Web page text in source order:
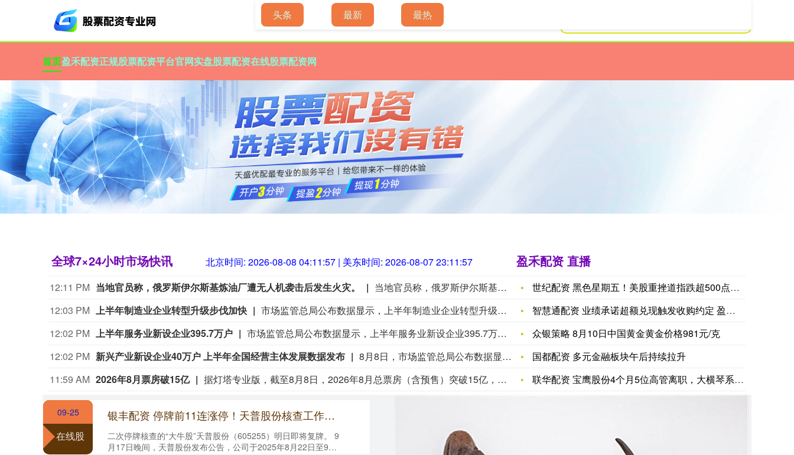
首页盈禾配资正规股票配资平台官网实盘股票配资在线股票配资网
全球7×24小时市场快讯 北京时间: 2026-08-08 04:11:58 | 美东时间: 2026-08-07 23:11:58
12:11 PM 当地官员称，俄罗斯伊尔斯基炼油厂遭无人机袭击后发生火灾。
当地官员称，俄罗斯伊尔斯基炼油厂遭无人机袭击后发生火灾。
12:03 PM 上半年制造业企业转型升级步伐加快
市场监管总局公布数据显示，上半年制造业企业转型升级步伐加快。作为实体经济的根基，制造业稳步发展壮大，相关企业不断向价值链上游攀升。一是装备制造业向高端迈进。上半年，高端装备制造业新设企业2.8万户，同比增长2.5%。其中，智能装备制造业增长6.4%，城市轨道装备制造业增长4.4%。二是高技术制造业增势强劲。截至6月底，高技术制造业企业总量达33.0万户，上半年新设1.5万户。其中，航天器及运载火箭制造业新设企业同比增长185.7%，光纤、光缆制造业增长129.4%，集成电路制造业增长24.2%。三是产能过剩行业企业有序出清。上半年，新能源汽车、光伏、锂电池产业相关企业注销7632户、5089户、155户，同比分别增长4.6%、8.3%、12.3%。
12:02 PM 上半年服务业新设企业395.7万户
市场监管总局公布数据显示，上半年服务业新设企业395.7万户，与去年同期持平。传统消费承压前行，新消费增长点活力显现，持续为扩内需促消费注入新动能。一是传统商贸企业稳中有增。上半年，批发零售业新设企业173.7万户，同比增长2.9%。二是新型消费业态活力迸发。“银发经济”产业新设相关企业3.1万户，同比增长16.0%；文化旅游产业新设相关企业147.5万户，保持较快增长势头；“名特优新”个体工商户达到18.4万户。三是高技术服务业加速壮大。信息传输和软件技术服务业新设企业32.2万户，同比增长3.3%；检验检测服务业新设企业1.6万户，增长43.9%；科技成果转化服务业新设企业45.9万户，增长6.8%。
12:02 PM 新兴产业新设企业40万户 上半年全国经营主体发展数据发布
8月8日，市场监管总局公布数据显示，新产业新赛道企业蓄能成势，服务业新消费与高技术服务业双轮驱动，制造业转型加快，产业发展亮点纷呈。新产业新赛道相关企业持续增动能。上半年，全国新设“8大新兴产业+9大未来产业”相关企业56.1万户，保持稳定增长态势，为推动新质生产力发展注入源头活水。一是新兴产业加速成长。作为构建产业链供应链韧性重要布局的“8大新兴产业”，共新设相关企业40.0万户，持续发挥创新引领作用。二是未来产业加快孕育。作为抢占科技制高点前瞻布局的“9大未来产业”，共新设相关企业20.0万户，展现出巨大的发展潜力和增长动能。三是部分前沿领域呈现爆发式增长。生成式人工智能领域新设企业5.5万户，同比增长28.0%；人形机器人领域新设企业11.6万户，增长9.5%，正加速形成新的经济增长点。
11:59 AM 2026年8月票房破15亿 据灯塔专业版，截至8月8日，2026年8月总票房（含预售）突破15亿，《蜘蛛侠：崭新之日》《八仙！》《功夫女足》《年会不能停！2》《痴迷》暂列8月票房榜前五。
盈禾配资 直播
世纪配资 黑色星期五！美股重挫道指跌超500点，黄金大涨近2
智慧通配资 业绩承诺超额兑现触发收购约定 盈康生命2.03亿
众银策略 8月10日中国黄金黄金价格981元/克
国都配资 多元金融板块午后持续拉升
联华配资 宝鹰股份4个月5位高管离职，大横琴系高管空降财务总
09-25
在线股
银丰配资 停牌前11连涨停！天普股份核查工作已完成 明起复牌
二次停牌核查的“大牛股”天普股份（605255）明日即将复牌。 9
月17日晚间，天普股份发布公告，公司于2025年8月22日至9月
头条 最新 最热